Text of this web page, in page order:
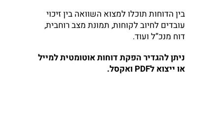
בין הדוחות תוכלו למצוא השוואה בין זיכוי
עובדים לחיוב לקוחות, תמונת מצב רוחבית,
דוח מנכ”ל ועוד.
ניתן להגדיר הפקת דוחות אוטומטית למייל
או ייצוא לPDF ואקסל.